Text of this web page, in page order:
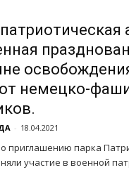
немецко-
- 18.04.2021
приглашению парка
участие в военной